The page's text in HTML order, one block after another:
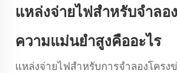
แหล่งจ่ายไฟสำหรับจำลอ
ความแม่นยำสูงคืออะไร
แหล่งจ่ายไฟสำหรับการจำลองโคร